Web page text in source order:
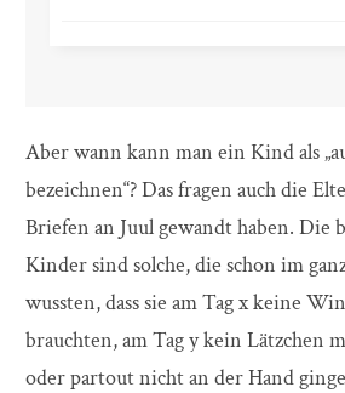
Aber wann kann man ein Kind als
bezeichnen“? Das fragen auch die
Briefen an Juul gewandt haben. Die
Kinder sind solche, die schon im
wussten, dass sie am Tag x keine
brauchten, am Tag y kein Lätzchen
oder partout nicht an der Hand